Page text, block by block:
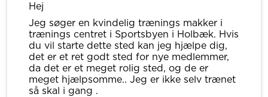
Hej
Jeg søger en kvindelig trænings makker i
trænings centret i Sportsbyen i Holbæk. Hvis
du vil starte dette sted kan jeg hjælpe dig,
det er et ret godt sted for nye medlemmer,
da det er et meget rolig sted, og de er
meget hjælpsomme.. Jeg er ikke selv trænet
så skal i gang .